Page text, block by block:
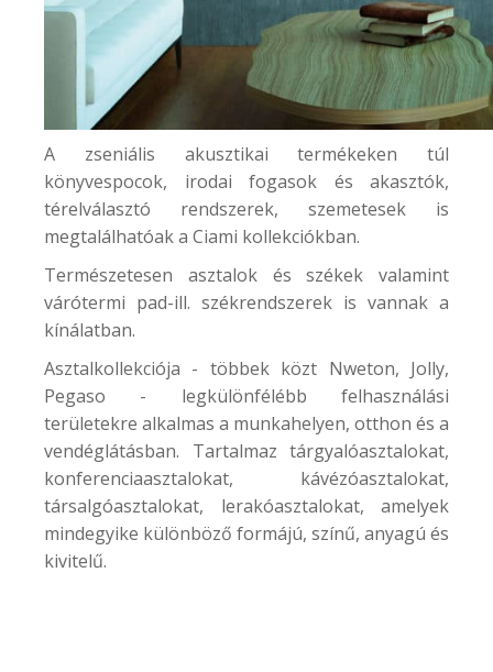
A zseniális akusztikai termékeken túl
könyvespocok, irodai fogasok és akasztók,
térelválasztó rendszerek, szemetesek is
megtalálhatóak a Ciami kollekciókban.
Természetesen asztalok és székek valamint
várótermi pad-ill. székrendszerek is vannak a
kínálatban.
Asztalkollekciója - többek közt Nweton, Jolly,
Pegaso - legkülönfélébb felhasználási
területekre alkalmas a munkahelyen, otthon és a
vendéglátásban. Tartalmaz tárgyalóasztalokat,
konferenciaasztalokat, kávézóasztalokat,
társalgóasztalokat, lerakóasztalokat, amelyek
mindegyike különböző formájú, színű, anyagú és
kivitelű.